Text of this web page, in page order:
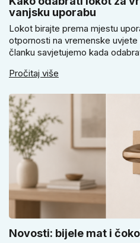
vanjsku uporabu
Lokot birajte prema mjestu
otpornosti na vremenske uvjete
članku savjetujemo kada
vrtnih vrata, podruma ili vrtne
Pročitaj više
Novosti: bijele mat i